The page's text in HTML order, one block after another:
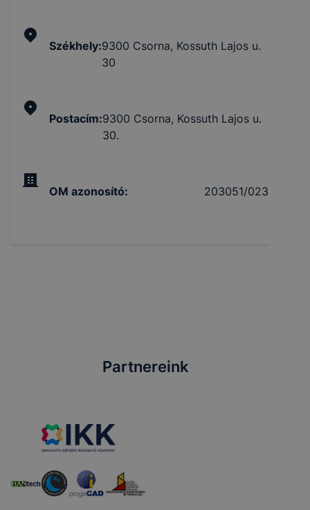
Székhely:9300 Csorna, Kossuth Lajos u.
30
Postacím:9300 Csorna, Kossuth Lajos u.
30.
OM azonosító: 203051/023
Partnereink